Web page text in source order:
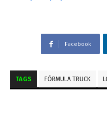
Facebook
TAGS FÓRMULA TRUCK